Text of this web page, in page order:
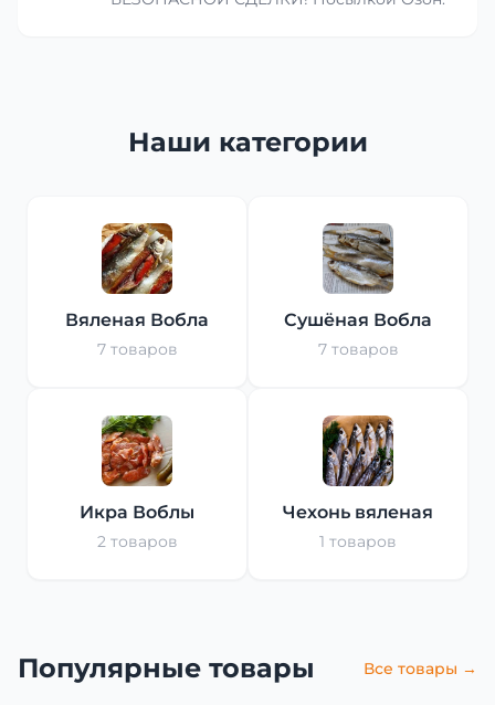
Наши категории
Вяленая Вобла
7 товаров
Сушёная Вобла
7 товаров
Икра Воблы
2 товаров
Чехонь вяленая
1 товаров
Популярные товары Все товары →